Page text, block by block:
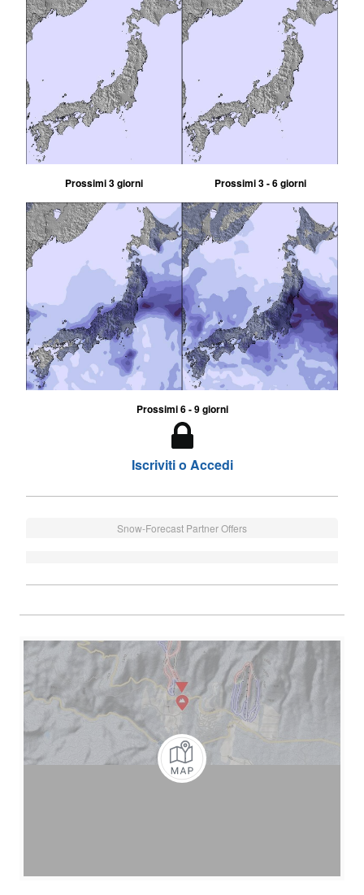
Prossimi 3 giorni Prossimi 3 - 6 giorni
Prossimi 6 - 9 giorni
Iscriviti o Accedi
Snow-Forecast Partner Offers